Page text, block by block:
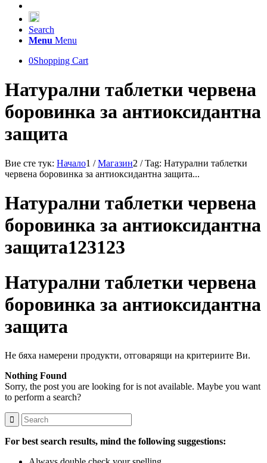
Search
Menu Menu
0Shopping Cart
Натурални таблетки червена
боровинка за антиоксидантна
защита
Вие сте тук: Начало1 / Магазин2 / Tag: Натурални таблетки
червена боровинка за антиоксидантна защита...
Натурални таблетки червена
боровинка за антиоксидантна
защита123123
Натурални таблетки червена
боровинка за антиоксидантна
защита
Не бяха намерени продукти, отговарящи на критериите Ви.
Nothing Found
Sorry, the post you are looking for is not available. Maybe you want
to perform a search?
For best search results, mind the following suggestions: